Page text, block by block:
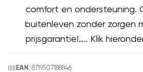
comfort en ondersteuning.
buitenleven zonder zorgen
prijsgarantie!….. Klik
EAN: 8719507188846